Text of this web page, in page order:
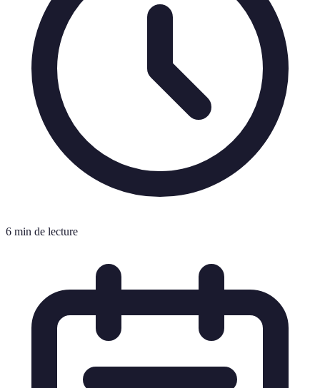
6 min de lecture